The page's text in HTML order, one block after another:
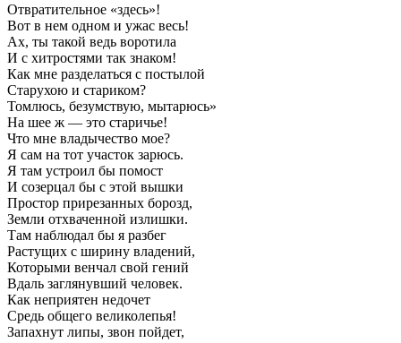
Отвратительное «здесь»!
Вот в нем одном и ужас весь!
Ах, ты такой ведь воротила
И с хитростями так знаком!
Как мне разделаться с постылой
Старухою и стариком?
Томлюсь, безумствую, мытарюсь»
На шее ж — это старичье!
Что мне владычество мое?
Я сам на тот участок зарюсь.
Я там устроил бы помост
И созерцал бы с этой вышки
Простор прирезанных борозд,
Земли отхваченной излишки.
Там наблюдал бы я разбег
Растущих с ширину владений,
Которыми венчал свой гений
Вдаль заглянувший человек.
Как неприятен недочет
Средь общего великолепья!
Запахнут липы, звон пойдет,